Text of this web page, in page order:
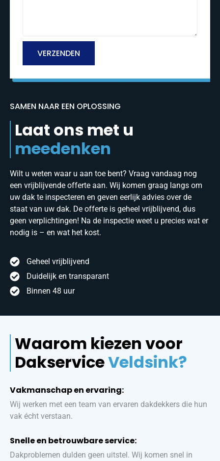
VERZENDEN
SAMEN NAAR EEN OPLOSSING
Laat ons met u
meedenken
Wilt u weten waar u aan toe bent? Vraag vandaag nog
een vrijblijvende offerte aan. Wij komen graag langs om
uw dak te inspecteren en geven eerlijk advies over de
staat van uw dak. De offerte is geheel vrijblijvend, dus
geen verplichtingen! Na de inspectie weet u precies wat er
nodig is – en wat het kost.
Geheel vrijblijvend
Duidelijk en transparant
Binnen 48 uur
Waarom kiezen voor
DakserviceVeldsink?
Vakmanschap en ervaring:
Wij werken met een team van ervaren dakdekkers die hun
vak écht verstaan.
Snelle en betrouwbare service:
Dakproblemen dulden geen uitstel. Wij komen snel in